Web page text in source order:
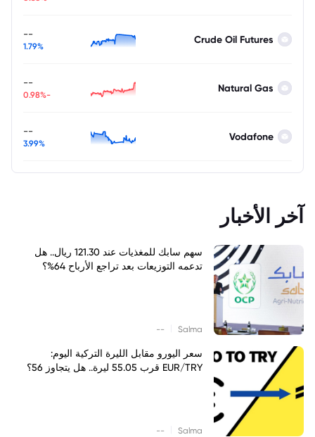
Crude Oil Futures
--
1.79%
Natural Gas
--
-0.98%
Vodafone
--
3.99%
آخر الأخبار
سهم سابك للمغذيات عند 121.30 ريال.. هل
تدعمه التوزيعات بعد تراجع الأرباح 64%؟
Salma
--
سعر اليورو مقابل الليرة التركية اليوم:
EUR/TRY قرب 55.05 ليرة.. هل يتجاوز 56؟
Salma
--